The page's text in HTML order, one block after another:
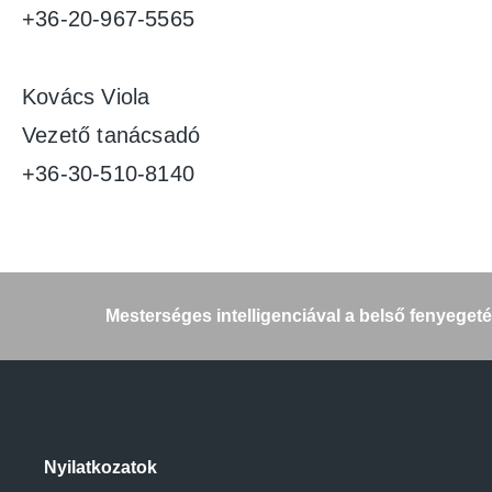
+36-20-967-5565
Kovács Viola
Vezető tanácsadó
+36-30-510-8140
Mesterséges intelligenciával a belső
Nyilatkozatok